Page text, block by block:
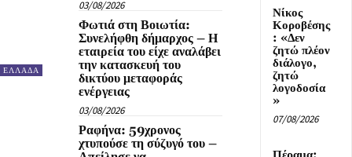
03/08/2026
ΕΛΛΑΔΑ
Φωτιά στη Βοιωτία:
Συνελήφθη δήμαρχος – Η
εταιρεία του είχε αναλάβει
την κατασκευή του
δικτύου μεταφοράς
ενέργειας
03/08/2026
Ραφήνα: 59χρονος
χτυπούσε τη σύζυγό του –
Νίκος
Κοροβέσης
: «Δεν
ζητώ πλέον
διάλογο,
ζητώ
λογοδοσία
»
07/08/2026